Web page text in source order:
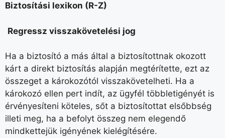
Biztosítási lexikon (R-Z)
Regressz visszakövetelési jog
Ha a biztosító a más által a biztosítottnak okozott
kárt a direkt biztosítás alapján megtérítette, ezt az
összeget a károkozótól visszakövetelheti. Ha a
károkozó ellen pert indít, az ügyfél többletigényét is
érvényesíteni köteles, sőt a biztosítottat elsőbbség
illeti meg, ha a befolyt összeg nem elegendő
mindkettejük igényének kielégítésére.